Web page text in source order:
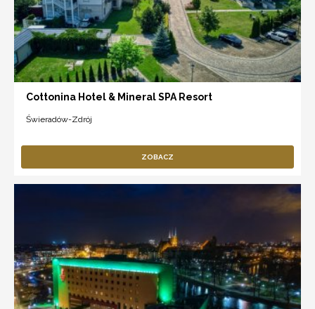
Cottonina Hotel & Mineral SPA Resort
Świeradów-Zdrój
ZOBACZ